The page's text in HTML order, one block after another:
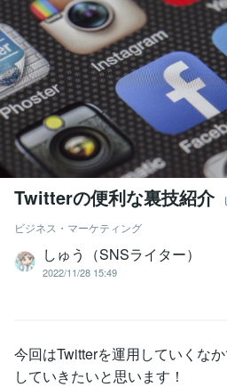
Twitterの便利な裏技紹介
ビジネス・マーケティング
しゅう（SNSライター）
2022/11/28 15:49
今回はTwitterを運用していくな
していきたいと思います！